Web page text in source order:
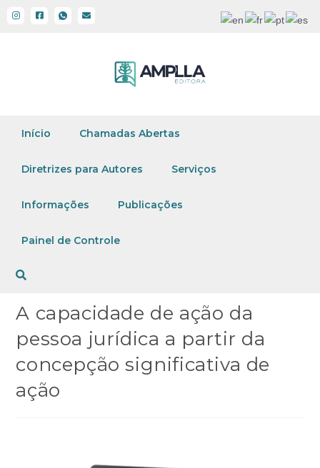
Início Chamadas Abertas
Diretrizes para Autores Serviços
Informações Publicações
Painel de Controle
A capacidade de ação da
pessoa jurídica a partir da
concepção significativa de
ação